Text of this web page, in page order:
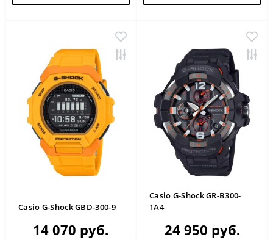
Casio G-Shock GBD-300-9
14 070 руб.
Casio G-Shock GR-B300-
1A4
24 950 руб.